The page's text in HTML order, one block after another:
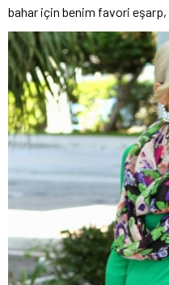
bahar için benim favori eşarp,